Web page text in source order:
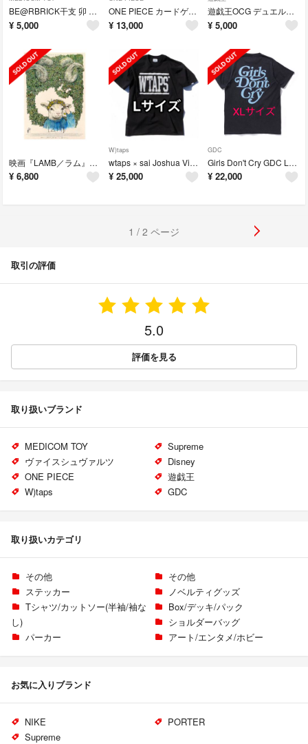
BE@RBRICK干支 卯 100％
¥ 5,000
ONE PIECE カードゲーム 2BOX 頂上決戦
¥ 13,000
遊戯王OCG デュエルモンスターズ SECRET UTILITY BOX 新品
¥ 5,000
映画『LAMB／ラム』ヒグチユウコ×大島依提亜オルタナティブポスター
¥ 6,800
W)taps
wtaps × sai Joshua Vides TEE Lサイズ
¥ 25,000
GDC
Girls Don't Cry GDC LOGO TEE WASHEDBLACK
¥ 22,000
1 / 2 ページ
取引の評価
5.0
評価を見る
取り扱いブランド
MEDICOM TOY
Supreme
ヴァイスシュヴァルツ
Disney
ONE PIECE
遊戯王
W)taps
GDC
取り扱いカテゴリ
その他
その他
ステッカー
ノベルティグッズ
Tシャツ/カットソー(半袖/袖な
し)
Box/デッキ/パック
ショルダーバッグ
パーカー
アート/エンタメ/ホビー
お気に入りブランド
NIKE
PORTER
Supreme